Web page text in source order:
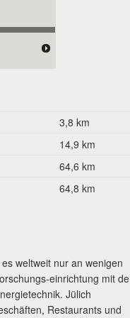
3,8 km
14,9 km
64,6 km
64,8 km
weltweit nur an wenigen
einrichtung mit
Jülich
Restaurants und